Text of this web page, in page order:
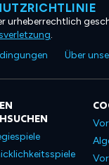
urheberrechtlich
.
Über